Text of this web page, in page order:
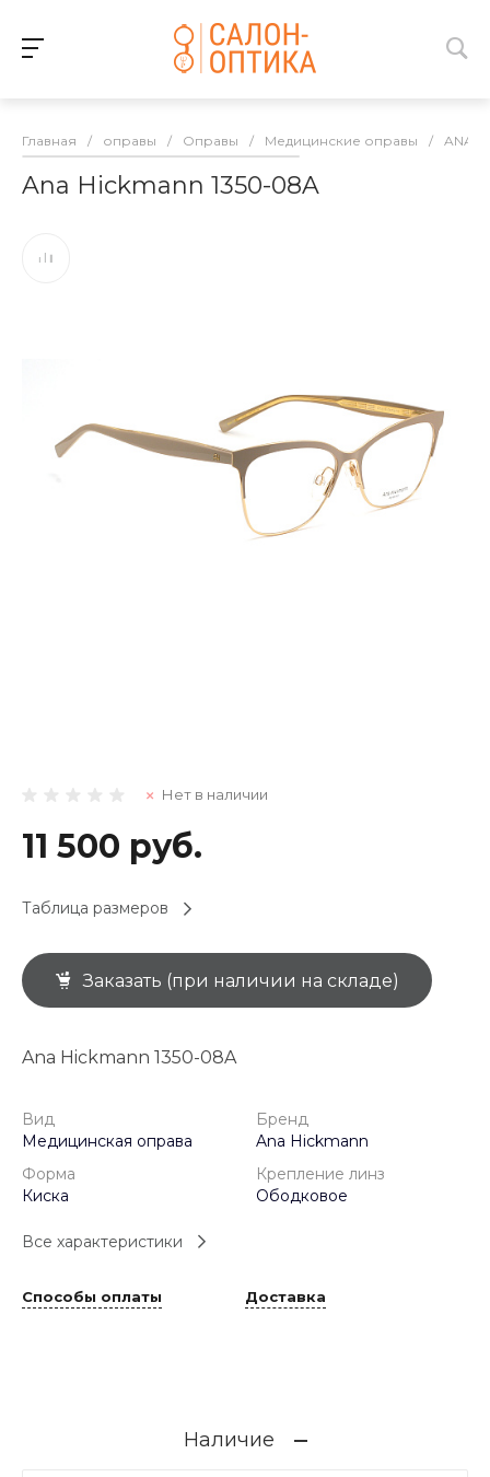
Главная / оправы / Оправы / Медицинские оправы / ANA
Ana Hickmann 1350-08A
Нет в наличии
11 500 руб.
Таблица размеров
Заказать (при наличии на складе)
Ana Hickmann 1350-08A
Вид
Медицинская оправа
Бренд
Ana Hickmann
Форма
Киска
Крепление линз
Ободковое
Все характеристики
Способы оплаты Доставка
Наличие